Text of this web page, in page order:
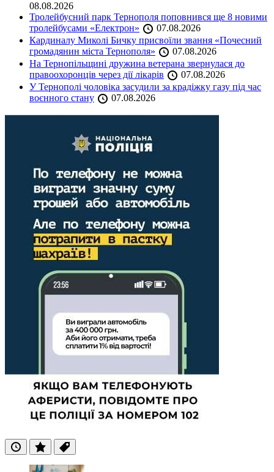
08.08.2026
Тролейбусний парк Тернополя поповнився ще 8 новими
тролейбусами «Електрон»
07.08.2026
Кардиналу Миколі Бичку присвоїли звання «Почесний
громадянин міста Тернополя»
07.08.2026
На Тернопільщині дружина ветерана звернулася до
правоохоронців через дії лікарів
07.08.2026
У Тернополі чоловіка засудили за крадіжку газу під час
воєнного стану
07.08.2026
ОстанніПопулярні
Теги